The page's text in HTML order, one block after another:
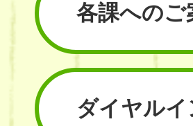
各課へのご
ダイヤルイ